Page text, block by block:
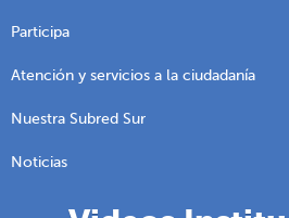
Participa
Atención y servicios a la ciudadanía
Nuestra Subred Sur
Noticias